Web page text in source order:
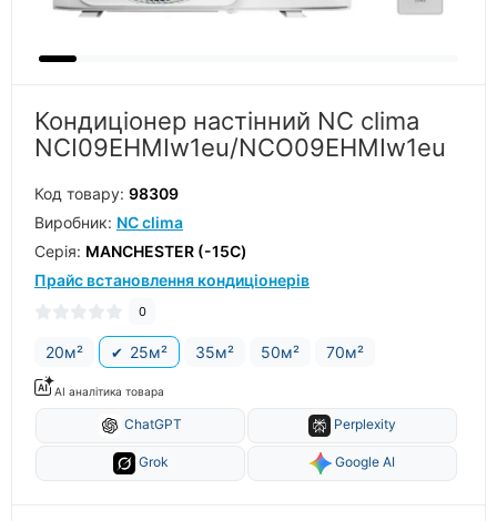
Кондиціонер настінний NC clima
NCI09EHMIw1eu/NCO09EHMIw1eu
Код товару: 98309
Виробник: NC clima
Серiя: MANCHESTER (-15С)
Прайс встановлення кондиціонерів
0
20м² 25м² 35м² 50м² 70м²
AI аналітика товара
ChatGPT Perplexity
Grok Google AI